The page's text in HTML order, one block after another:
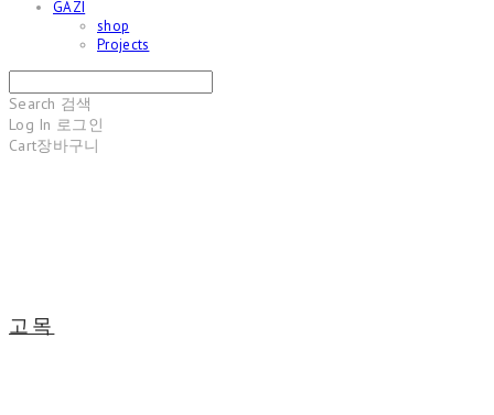
GAZI
shop
Projects
Search 검색
Log In 로그인
Cart장바구니
고목